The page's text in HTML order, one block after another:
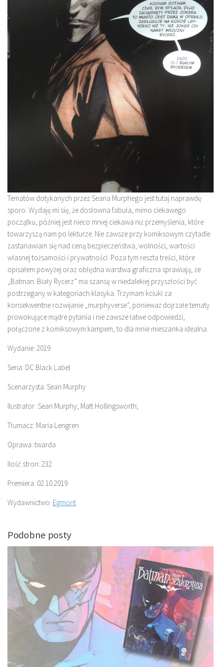
Tematów dotykanych przez Seana Murphego jest tutaj naprawdę
sporo. Wydaję mi się, że dosłowna fabuła, mimo ciekawego
początku, później jest nieco mniej ciekawa niż przemyślenia, które
towarzyszą nam po lekturze. Nie zawsze przy komiksowym czytadle
zastanawiam się nad ceną bezpieczeństwa, wolności, wartości
własnej tożsamości i prywatności. Poza tym reszta treści, które
opisałem powyżej oraz obłędna warstwa graficzna sprawiają, że
„Batman. Biały Rycerz” ma szansę w niedalekiej przyszłości być
postrzegany w kategoriach klasyka. Trzymam kciuki za
konsekwentne rozwijanie „murphyverse”, ponieważ dojrzałe tematy
prowokujące mądre pytania i nie zawsze łatwe odpowiedzi,
połączone z komiksowym kampem, to dla mnie mieszanka idealna.
Wydanie: 2019
Seria: DC Black Label
Scenarzysta: Sean Murphy
Ilustrator: Sean Murphy; Matt Hollingsworth;
Tłumacz: Maria Lengren
Oprawa: twarda
Ilość stron: 232
Premiera: 02.10.2019
Wydawnictwo: Egmont
Podobne posty